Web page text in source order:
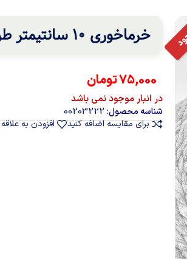
خرماخوری 10 سانتیمتر طرح گلادیاتور
75,000تومان
در انبار موجود نمی باشد
شناسه محصول: 00203222
برای مقایسه اضافه کنید افزودن به